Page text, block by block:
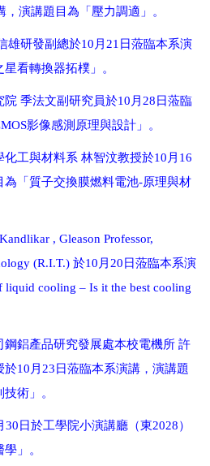
，演講題目為「壓力調適」。
雄研發副總於10 月 21 日蒞臨本系演
看轉換器拓樸」。
院 季法文副研究員於10 月 28 日蒞臨
影像感測原理與設計」。
工與材料系 林智汶教授於10 月 16
為「質子交換膜燃料電池-原理與材
, Gleason Professor,
(R.I.T.) 於10 月 20 日蒞臨本系演
liquid cooling – Is it the best cooling
鋁產品研究發展處本校電機所 許
於10 月 23 日蒞臨本系演講，演講題
術」。
30 日於工學院小演講廳（東2028）
」。